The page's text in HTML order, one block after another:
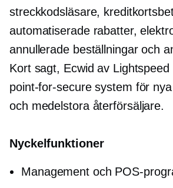
streckkodsläsare,
automatiserade rabatter,
annullerade beställningar och
Kort sagt, Ecwid av
point-for-securesystem för nya
och medelstoraåterförsäljare.
Nyckelfunktioner
Management och POS-